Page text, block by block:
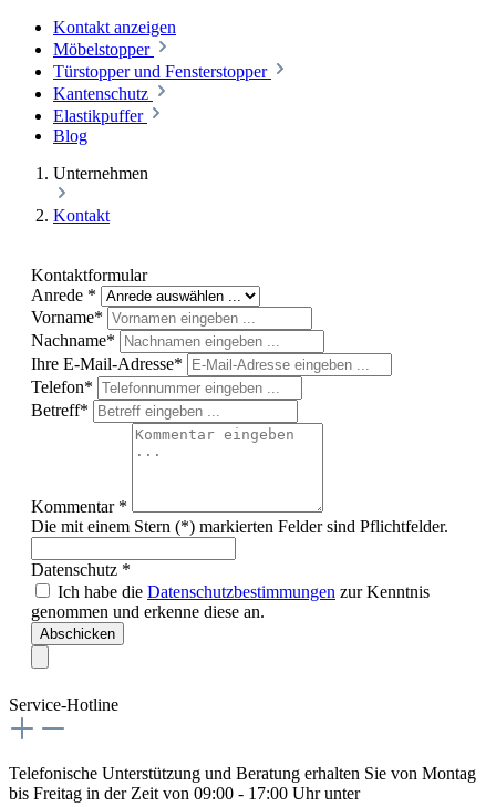
Kontakt anzeigen
Möbelstopper
Türstopper und Fensterstopper
Kantenschutz
Elastikpuffer
Blog
Unternehmen
Kontakt
Kontaktformular
Anrede *
Vorname*
Nachname*
Ihre E-Mail-Adresse*
Telefon*
Betreff*
Kommentar *
Die mit einem Stern (*) markierten Felder sind Pflichtfelder.
Datenschutz *
Ich habe die Datenschutzbestimmungen zur Kenntnis
genommen und erkenne diese an.
Abschicken
Service-Hotline
Telefonische Unterstützung und Beratung erhalten Sie von Montag
bis Freitag in der Zeit von 09:00 - 17:00 Uhr unter